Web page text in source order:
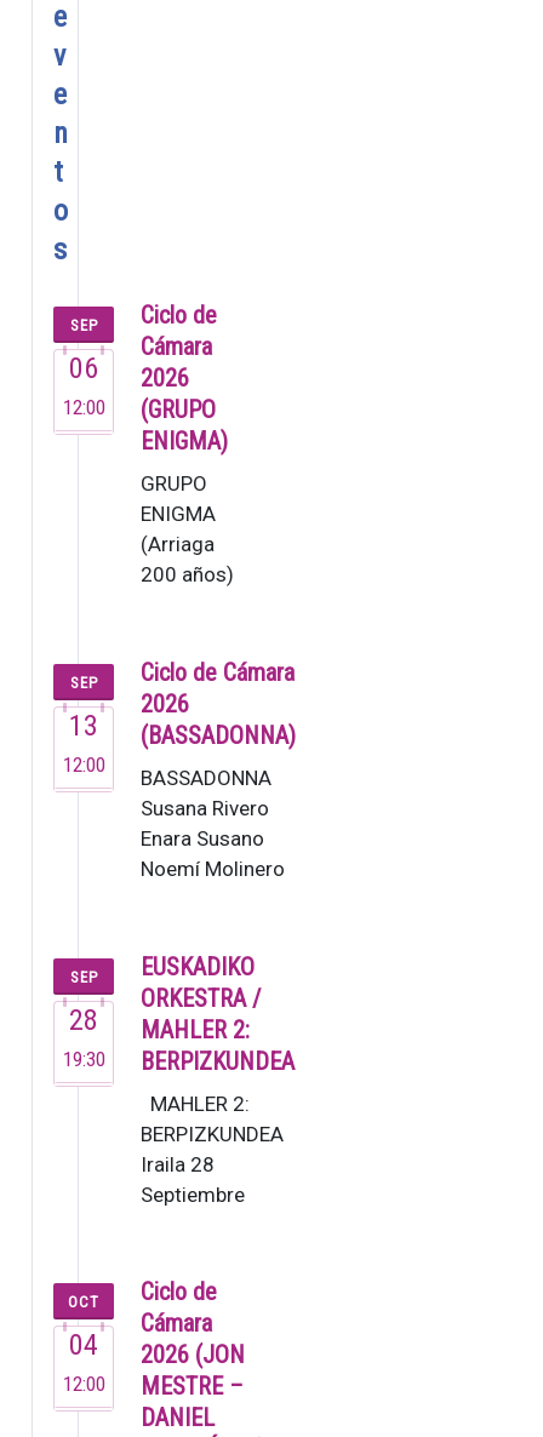
e
v
e
n
t
o
s
SEP
06
12:00
Ciclo de
Cámara
2026
(GRUPO
ENIGMA)
GRUPO
ENIGMA
(Arriaga
200 años)
fundado
en 1995,
es una de
las
orquestas
de
cámara
de…
SEP
13
12:00
Ciclo de Cámara
2026
(BASSADONNA)
BASSADONNA
Susana Rivero
Enara Susano
Noemí Molinero
sino un colectivo
de m…
SEP
28
19:30
EUSKADIKO
ORKESTRA /
MAHLER 2:
BERPIZKUNDEA
MAHLER 2:
BERPIZKUNDEA
Iraila 28
Septiembre
Lucas Macías,
zuzendar…
OCT
04
12:00
Ciclo de
Cámara
2026 (JON
MESTRE –
DANIEL